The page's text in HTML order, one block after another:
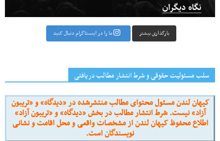
بارگذاری بیشتر ما را در اینستاگرام دنبال کنید
سلب مسئولیت حقوقی و شرط انتشار مطالب دریافتی
کیهان لندن مسئول محتوای مطالب منتشرشده در «دیدگاه» و «تریبون
آزاد» نیست. شرط انتشار مطالب در بخش «دیدگاه» و «تریبون آزاد»
اطلاع محفوظ کیهان لندن از مشخصات واقعی و محل اقامت و نشانی
نویسندگان است.